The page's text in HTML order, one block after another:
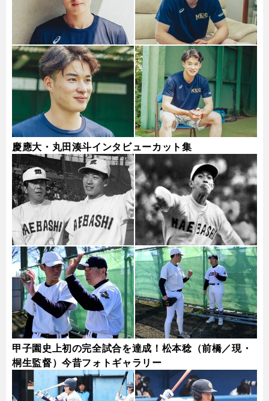
慶應大・丸田湊斗インタビューカット集
甲子園史上初の完全試合を達成！松本稔（前橋／現・
桐生監督）今昔フォトギャラリー